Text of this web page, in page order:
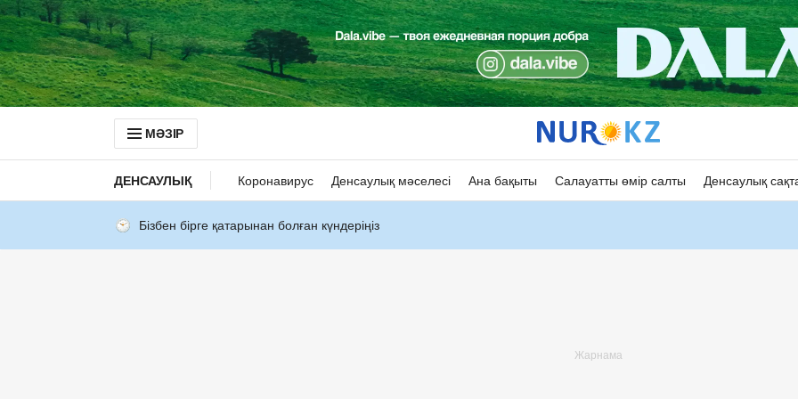
МӘЗІР
ДЕНСАУЛЫҚ Коронавирус Денсаулық мәселесі Ана бақыты Салауатты өмір салты Денсаулық
Бізбен бірге қатарынан болған күндеріңіз